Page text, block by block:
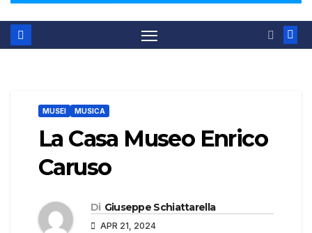
MUSEI MUSICA
La Casa Museo Enrico
Caruso
Di Giuseppe Schiattarella
APR 21, 2024